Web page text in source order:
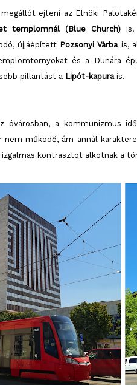
ejteni az Elnöki
templomnál (Blue Church) is.
újjáépített Pozsonyi Várbais,
és a Dunára
pillantást a Lipót-kapurais.
óvárosban, a kommunizmus
nem működő, ám annál
kontrasztot alkotnak a